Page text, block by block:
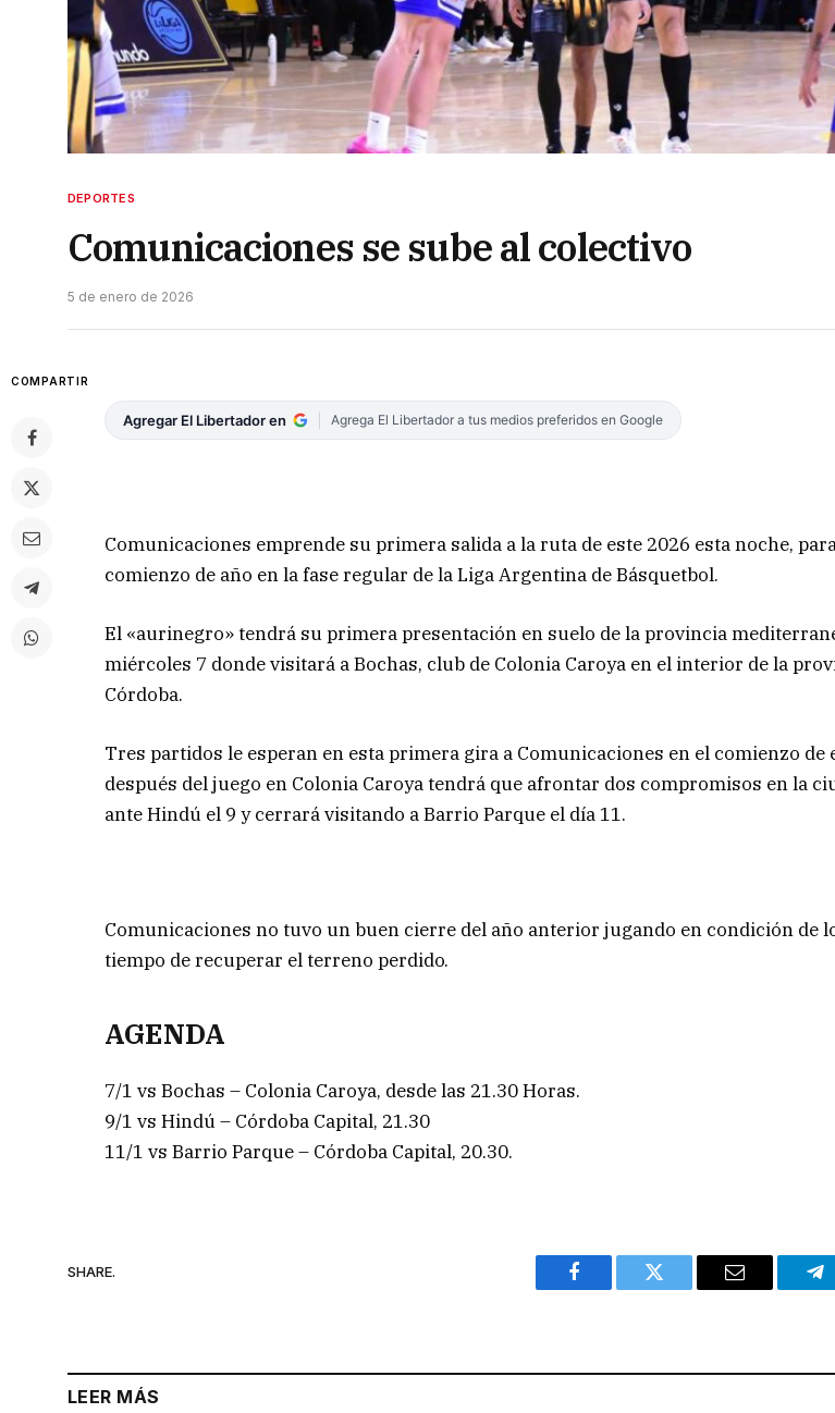
DEPORTES
Comunicaciones se sube al colectivo
5 de enero de 2026
COMPARTIR
Agregar El Libertador en Agrega El Libertador a tus medios preferidos en Google
Comunicaciones emprende su primera salida a la ruta de este 2026 esta noche,
comienzo de año en la fase regular de la Liga Argentina de Básquetbol.
El «aurinegro» tendrá su primera presentación en suelo de la provincia
miércoles 7 donde visitará a Bochas, club de Colonia Caroya en el interior de la
Córdoba.
Tres partidos le esperan en esta primera gira a Comunicaciones en el comienzo de
después del juego en Colonia Caroya tendrá que afrontar dos compromisos en la
ante Hindú el 9 y cerrará visitando a Barrio Parque el día 11.
Comunicaciones no tuvo un buen cierre del año anterior jugando en condición de
tiempo de recuperar el terreno perdido.
AGENDA
7/1 vs Bochas – Colonia Caroya, desde las 21.30 Horas.
9/1 vs Hindú – Córdoba Capital, 21.30
11/1 vs Barrio Parque – Córdoba Capital, 20.30.
SHARE.
Facebook Twitter Email
LEER MÁS